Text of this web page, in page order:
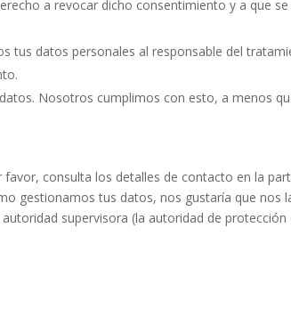
a revocar dicho consentimiento y a que se
tus datos personales al responsable del
Nosotros cumplimos con esto, a menos
consulta los detalles de contacto en la
gestionamos tus datos, nos gustaría que nos
supervisora (la autoridad de protección